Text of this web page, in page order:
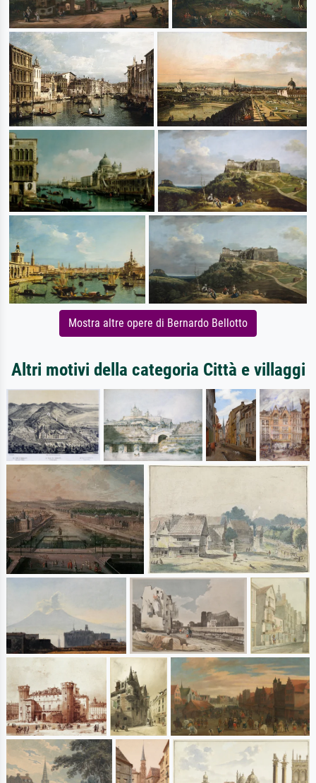
Mostra altre opere di Bernardo Bellotto
Altri motivi della categoria Città e villaggi